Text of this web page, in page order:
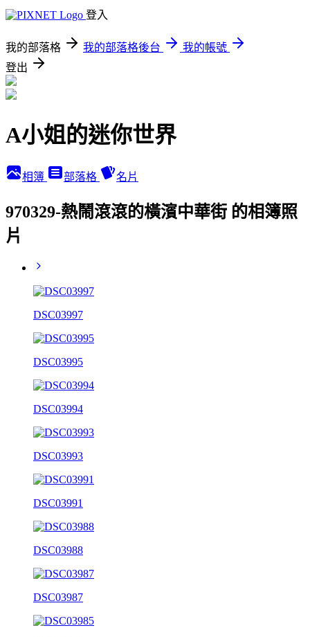
登入
我的部落格 我的部落格後台
我的帳號
登出
A小姐的迷你世界
相簿 部落格 名片
970329-熱鬧滾滾的橫濱中華街 的相簿照
片
DSC03997
DSC03995
DSC03994
DSC03993
DSC03991
DSC03988
DSC03987